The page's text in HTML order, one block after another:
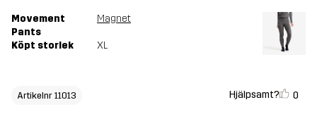
Movement
Pants
Magnet
Köpt storlek XL
Artikelnr 11013 Hjälpsamt? 0